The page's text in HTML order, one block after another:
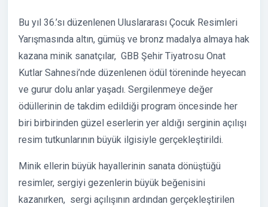
Bu yıl 36.’sı düzenlenen Uluslararası Çocuk Resimleri
Yarışmasında altın, gümüş ve bronz madalya almaya hak
kazana minik sanatçılar, GBB Şehir Tiyatrosu Onat
Kutlar Sahnesi’nde düzenlenen ödül töreninde heyecan
ve gurur dolu anlar yaşadı. Sergilenmeye değer
ödüllerinin de takdim edildiği program öncesinde her
biri birbirinden güzel eserlerin yer aldığı serginin açılışı
resim tutkunlarının büyük ilgisiyle gerçekleştirildi.
Minik ellerin büyük hayallerinin sanata dönüştüğü
resimler, sergiyi gezenlerin büyük beğenisini
kazanırken, sergi açılışının ardından gerçekleştirilen